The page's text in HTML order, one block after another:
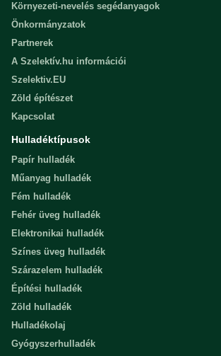
Környezeti-nevelés segédanyagok
Önkormányzatok
Partnerek
A Szelektív.hu információi
Szelektiv.EU
Zöld építészet
Kapcsolat
Hulladéktípusok
Papír hulladék
Műanyag hulladék
Fém hulladék
Fehér üveg hulladék
Elektronikai hulladék
Színes üveg hulladék
Szárazelem hulladék
Építési hulladék
Zöld hulladék
Hulladékolaj
Gyógyszerhulladék